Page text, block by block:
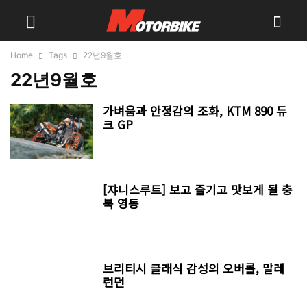
Home Tags 22년9월호
22년9월호
가벼움과 안정감의 조화, KTM 890 듀
크 GP
[쟈니스루트] 보고 즐기고 맛보게 될 충
북 영동
브리티시 클래식 감성의 오버롤, 말레
런던